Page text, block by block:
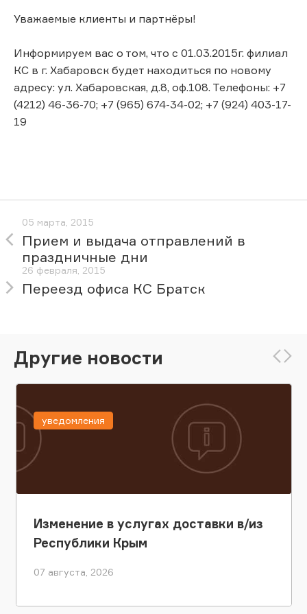
Уважаемые клиенты и партнёры!
Информируем вас о том, что с 01.03.2015г. филиал
КС в г. Хабаровск будет находиться по новому
адресу: ул. Хабаровская, д.8, оф.108. Телефоны: +7
(4212) 46-36-70; +7 (965) 674-34-02; +7 (924) 403-17-
19
05 марта, 2015
Прием и выдача отправлений в
праздничные дни
26 февраля, 2015
Переезд офиса КС Братск
Другие новости
Изменение в услугах доставки в/из
Республики Крым
07 августа, 2026
уведомления